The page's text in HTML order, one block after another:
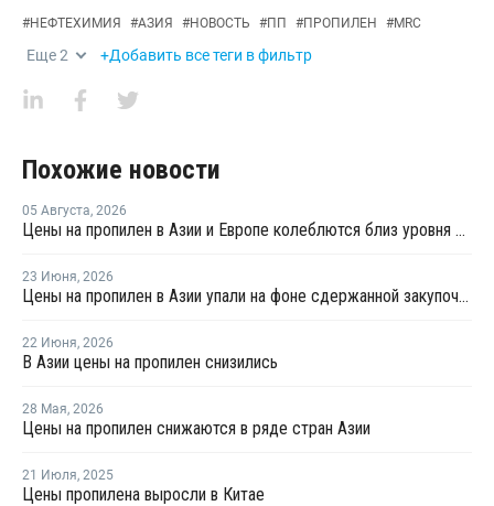
#НЕФТЕХИМИЯ #АЗИЯ #НОВОСТЬ #ПП #ПРОПИЛЕН #MRC
Еще2 +Добавить все теги в фильтр
Похожие новости
05 Августа, 2026
Цены на пропилен в Азии и Европе колеблются близ уровня в USD1000
23 Июня, 2026
Цены на пропилен в Азии упали на фоне сдержанной закупочной активности
22 Июня, 2026
В Азии цены на пропилен снизились
28 Мая, 2026
Цены на пропилен снижаются в ряде стран Азии
21 Июля, 2025
Цены пропилена выросли в Китае